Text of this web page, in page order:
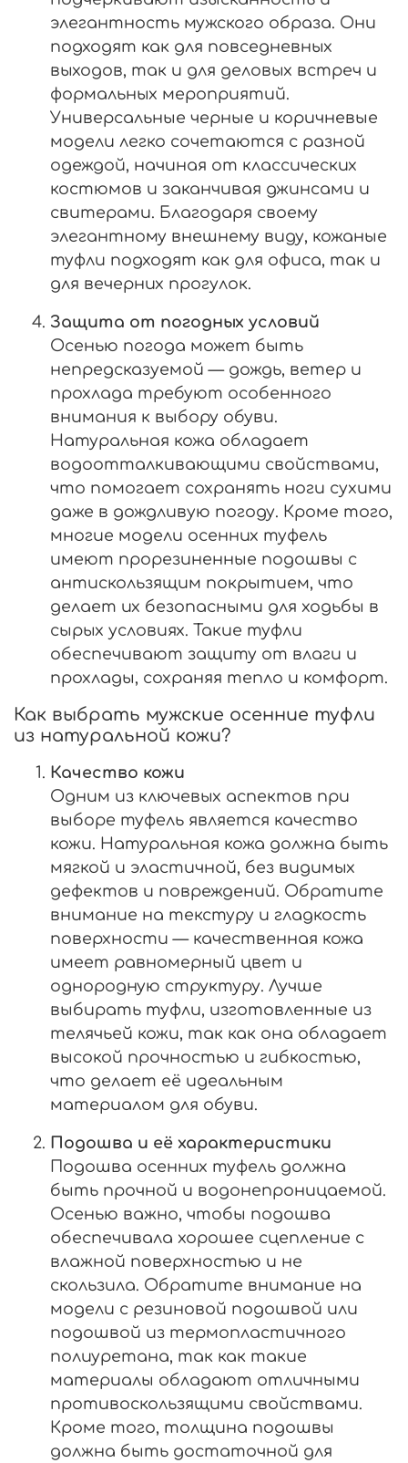
элегантность мужского образа. Они
подходят как для повседневных
выходов, так и для деловых встреч и
формальных мероприятий.
Универсальные черные и коричневые
модели легко сочетаются с разной
одеждой, начиная от классических
костюмов и заканчивая джинсами и
свитерами. Благодаря своему
элегантному внешнему виду, кожаные
туфли подходят как для офиса, так и
для вечерних прогулок.
Защита от погодных условий
Осенью погода может быть
непредсказуемой — дождь, ветер и
прохлада требуют особенного
внимания к выбору обуви.
Натуральная кожа обладает
водоотталкивающими свойствами,
что помогает сохранять ноги сухими
даже в дождливую погоду. Кроме того,
многие модели осенних туфель
имеют прорезиненные подошвы с
антискользящим покрытием, что
делает их безопасными для ходьбы в
сырых условиях. Такие туфли
обеспечивают защиту от влаги и
прохлады, сохраняя тепло и комфорт.
Как выбрать мужские осенние туфли
из натуральной кожи?
Качество кожи
Одним из ключевых аспектов при
выборе туфель является качество
кожи. Натуральная кожа должна быть
мягкой и эластичной, без видимых
дефектов и повреждений. Обратите
внимание на текстуру и гладкость
поверхности — качественная кожа
имеет равномерный цвет и
однородную структуру. Лучше
выбирать туфли, изготовленные из
телячьей кожи, так как она обладает
высокой прочностью и гибкостью,
что делает её идеальным
материалом для обуви.
Подошва и её характеристики
Подошва осенних туфель должна
быть прочной и водонепроницаемой.
Осенью важно, чтобы подошва
обеспечивала хорошее сцепление с
влажной поверхностью и не
скользила. Обратите внимание на
модели с резиновой подошвой или
подошвой из термопластичного
полиуретана, так как такие
материалы обладают отличными
противоскользящими свойствами.
Кроме того, толщина подошвы
должна быть достаточной для